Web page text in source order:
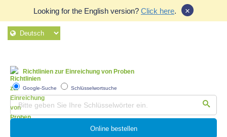
Looking for the English version? Click here. ×
Richtlinien zur Einreichung von Proben
Google-Suche Schlüsselwortsuche
Online bestellen